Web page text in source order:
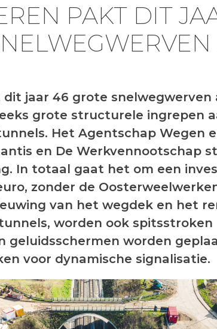
PAKT DIT
jaar 46 grote snelwegwerven
grote structurele ingrepen
Het Agentschap Wegen
en De Werkvennootschap
In totaal gaat het om een
zonder de
van het wegdek en het
worden ook spitsstroken
geluidsschermen worden
voor dynamische signalisatie.